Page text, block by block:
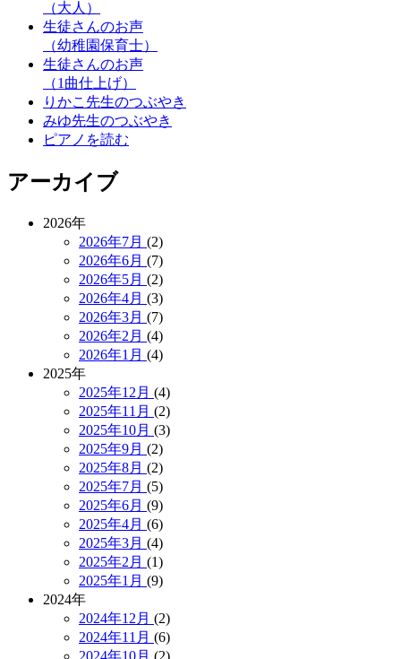
（大人）
生徒さんのお声
（幼稚園保育士）
生徒さんのお声
（1曲仕上げ）
りかこ先生のつぶやき
みゆ先生のつぶやき
ピアノを読む
アーカイブ
2026年
2026年7月 (2)
2026年6月 (7)
2026年5月 (2)
2026年4月 (3)
2026年3月 (7)
2026年2月 (4)
2026年1月 (4)
2025年
2025年12月 (4)
2025年11月 (2)
2025年10月 (3)
2025年9月 (2)
2025年8月 (2)
2025年7月 (5)
2025年6月 (9)
2025年4月 (6)
2025年3月 (4)
2025年2月 (1)
2025年1月 (9)
2024年
2024年12月 (2)
2024年11月 (6)
2024年10月 (2)